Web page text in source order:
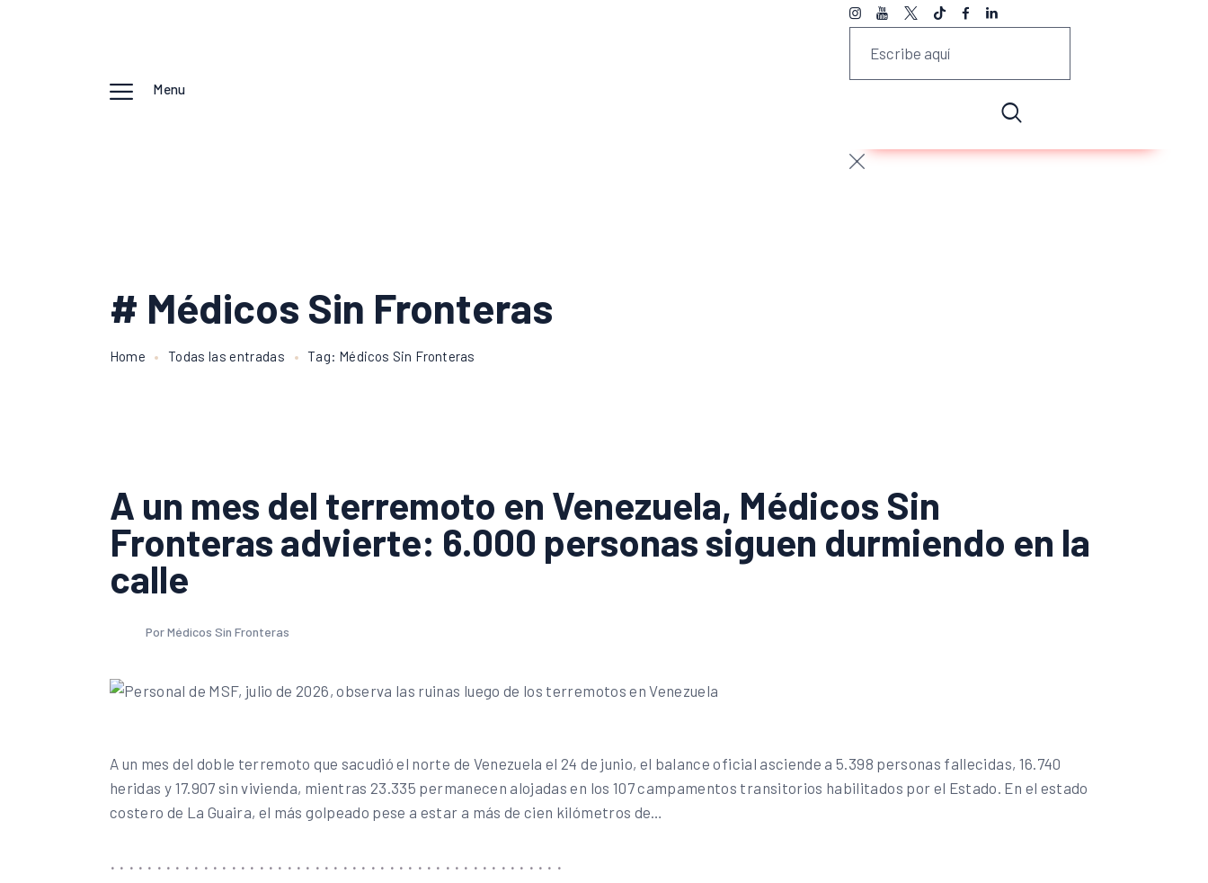
Menu
# Médicos Sin Fronteras
Home Todas las entradas Tag: Médicos Sin Fronteras
A un mes del terremoto en Venezuela, Médicos Sin
Fronteras advierte: 6.000 personas siguen durmiendo en la
calle
Por Médicos Sin Fronteras
A un mes del doble terremoto que sacudió el norte de Venezuela el 24 de junio, el balance oficial asciende a 5.398 personas fallecidas, 16.740
heridas y 17.907 sin vivienda, mientras 23.335 permanecen alojadas en los 107 campamentos transitorios habilitados por el Estado. En el estado
costero de La Guaira, el más golpeado pese a estar a más de cien kilómetros de…